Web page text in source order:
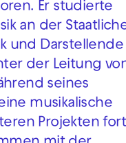
Er studierte
an der
und Darstellende
der Leitung
seines
musikalische
Projekten